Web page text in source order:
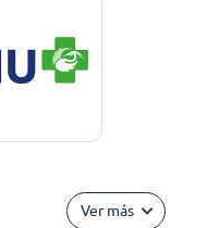
Ver más